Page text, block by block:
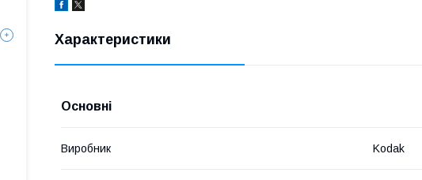
Характеристики
Основні
Виробник Kodak